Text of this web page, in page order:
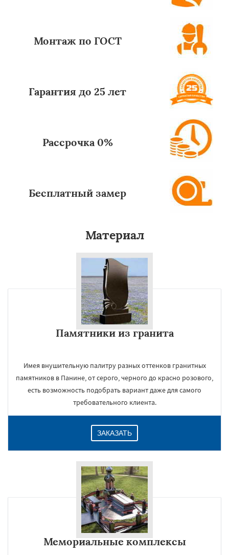
Монтаж по ГОСТ
Гарантия до 25 лет
Рассрочка 0%
Бесплатный замер
Материал
Памятники из гранита
Имея внушительную палитру разных оттенков гранитных
памятников в Панине, от серого, черного до красно розового,
есть возможность подобрать вариант даже для самого
требовательного клиента.
ЗАКАЗАТЬ
Мемориальные комплексы